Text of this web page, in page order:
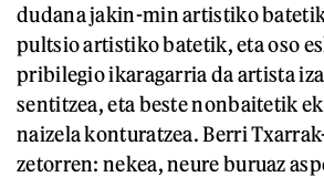
dudana jakin-min artistiko
pultsio artistiko batetik, eta oso
pribilegio ikaragarria da artista
sentitzea, eta beste nonbaitetik
naizela konturatzea. Berri
zetorren: nekea, neure buruaz